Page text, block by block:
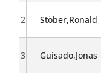
2 Stöber,Ronald
3 Guisado,Jonas